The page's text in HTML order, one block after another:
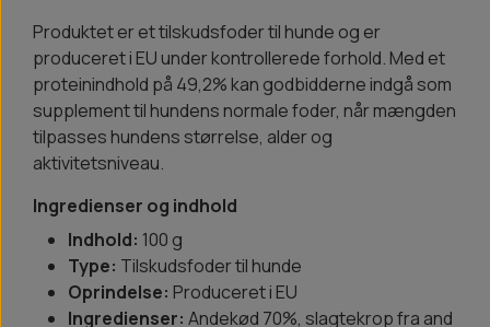
Produktet er et tilskudsfoder til hunde og er
produceret i EU under kontrollerede forhold. Med et
proteinindhold på 49,2% kan godbidderne indgå som
supplement til hundens normale foder, når mængden
tilpasses hundens størrelse, alder og
aktivitetsniveau.
Ingredienser og indhold
Indhold: 100 g
Type: Tilskudsfoder til hunde
Oprindelse: Produceret i EU
Ingredienser: Andekød 70%, slagtekrop fra and